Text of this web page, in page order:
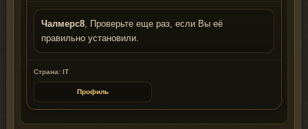
Чалмерс8 , Проверьте еще раз, если Вы её
правильно установили.
Страна: IT
Профиль